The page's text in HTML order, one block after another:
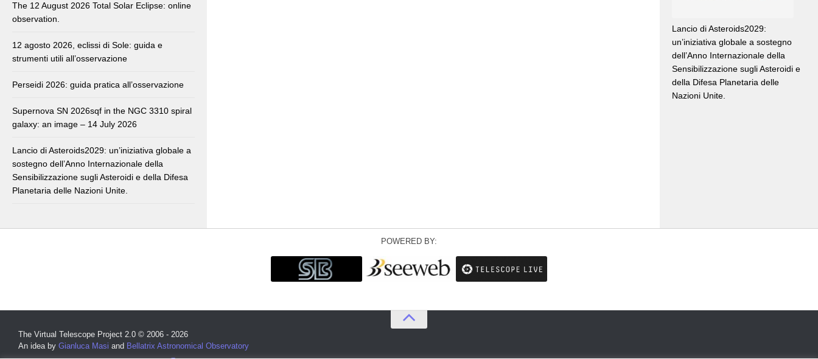
The 12 August 2026 Total Solar Eclipse: online
observation.
12 agosto 2026, eclissi di Sole: guida e
strumenti utili all’osservazione
Perseidi 2026: guida pratica all’osservazione
Supernova SN 2026sqf in the NGC 3310 spiral
galaxy: an image – 14 July 2026
Lancio di Asteroids2029: un’iniziativa globale a
sostegno dell’Anno Internazionale della
Sensibilizzazione sugli Asteroidi e della Difesa
Planetaria delle Nazioni Unite.
Lancio di Asteroids2029:
un’iniziativa globale a sostegno
dell’Anno Internazionale della
Sensibilizzazione sugli Asteroidi e
della Difesa Planetaria delle
Nazioni Unite.
POWERED BY:
The Virtual Telescope Project 2.0 © 2006 - 2026
An idea by Gianluca Masi and Bellatrix Astronomical Observatory